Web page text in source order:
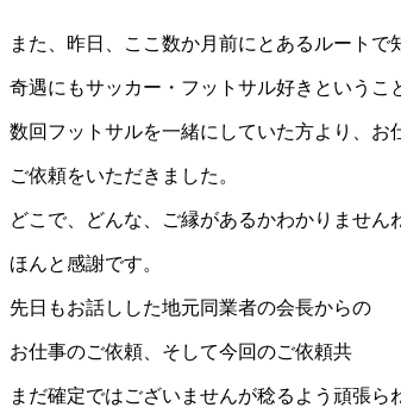
また、昨日、ここ数か月前にとあるルートで
奇遇にもサッカー・フットサル好きというこ
数回フットサルを一緒にしていた方より、お
ご依頼をいただきました。
どこで、どんな、ご縁があるかわかりません
ほんと感謝です。
先日もお話しした地元同業者の会長からの
お仕事のご依頼、そして今回のご依頼共
まだ確定ではございませんが稔るよう頑張ら